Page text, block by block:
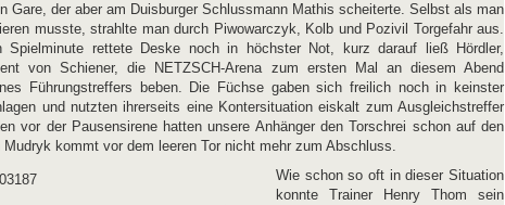
Gare, der aber am Duisburger Schlussmann Mathis scheiterte. Selbst als man
musste, strahlte man durch Piwowarczyk, Kolb und Pozivil Torgefahr aus.
Spielminute rettete Deske noch in höchster Not, kurz darauf ließ Hördler,
von Schiener, die NETZSCH-Arena zum ersten Mal an diesem Abend
Führungstreffers beben. Die Füchse gaben sich freilich noch in keinster
und nutzten ihrerseits eine Kontersituation eiskalt zum Ausgleichstreffer
vor der Pausensirene hatten unsere Anhänger den Torschrei schon auf den
Mudryk kommt vor dem leeren Tor nicht mehr zum Abschluss.
Wie schon so oft in dieser Situation
konnte Trainer Henry Thom sein